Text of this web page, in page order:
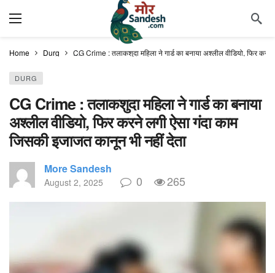
Home Durg CG Crime : तलाकशुदा महिला ने गार्ड का बनाया अश्लील वीडियो, फिर
DURG
CG Crime : तलाकशुदा महिला ने गार्ड का बनाया
अश्लील वीडियो, फिर करने लगी ऐसा गंदा काम
जिसकी इजाजत कानून भी नहीं देता
More Sandesh
August 2, 2025 0 265